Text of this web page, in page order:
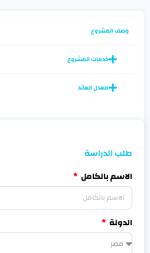
وصف المشروع
خدمات المشروع
معدل العائد
طلب الدراسة
الاسم بالكامل
الدولة